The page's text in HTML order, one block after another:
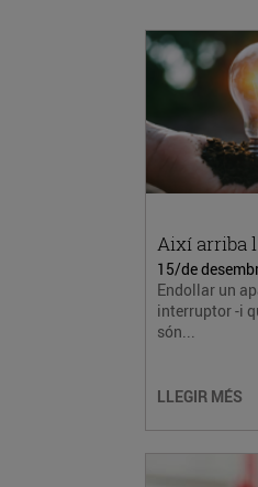
Així arriba
15/de
Endollar un
interruptor -i
són...
LLEGIR MÉS